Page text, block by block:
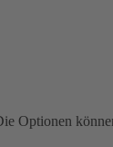
Optionen